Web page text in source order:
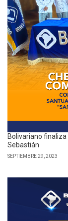
Bolivariano
Sebastián
SEPTIEMBRE 29, 2023